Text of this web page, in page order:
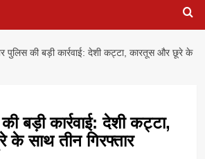
पुलिस की बड़ी कार्रवाई: देशी कट्टा, कारतूस और छूरे के
बड़ी कार्रवाई: देशी कट्टा,
साथ तीन गिरफ्तार